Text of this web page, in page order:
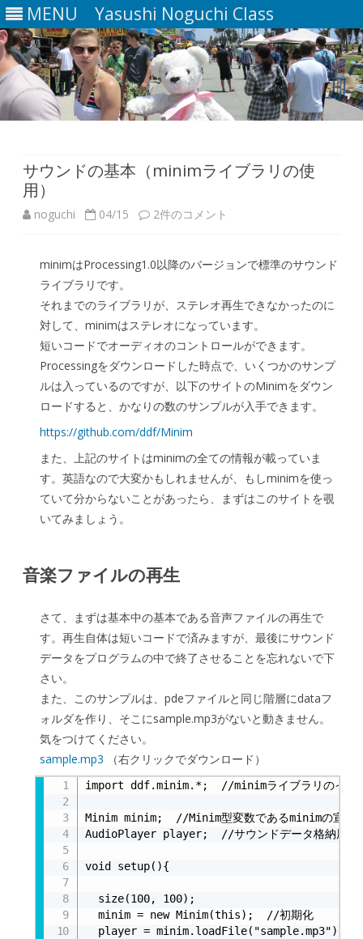
MENU Yasushi Noguchi Class
サウンドの基本（minimライブラリの使
用）
noguchi 04/15
サ
ン
ド
の
基
本
（minim
ラ
ブ
の
使
用）
へ
2件のコメント
minimはProcessing1.0以降のバージョンで標準のサウンド
ライブラリです。
それまでのライブラリが、ステレオ再生できなかったのに
対して、minimはステレオになっています。
短いコードでオーディオのコントロールができます。
Processingをダウンロードした時点で、いくつかのサンプ
ルは入っているのですが、以下のサイトのMinimをダウン
ロードすると、かなりの数のサンプルが入手できます。
https://github.com/ddf/Minim
また、上記のサイトはminimの全ての情報が載っていま
す。英語なので大変かもしれませんが、もしminimを使っ
ていて分からないことがあったら、まずはこのサイトを覗
いてみましょう。
音楽ファイルの再生
さて、まずは基本中の基本である音声ファイルの再生で
す。再生自体は短いコードで済みますが、最後にサウンド
データをプログラムの中で終了させることを忘れないで下
さい。
また、このサンプルは、pdeファイルと同じ階層にdataフ
ォルダを作り、そこにsample.mp3がないと動きません。
気をつけてください。
sample.mp3 （右クリックでダウンロード）
import ddf.minim.*;  //minimライブラリのイン
Minim minim;  //Minim型変数であるminimの宣言
AudioPlayer player;  //サウンドデータ格納用の
void setup(){
  size(100, 100);
  minim = new Minim(this);  //初期化
player = minim.loadFile("sample.mp3");